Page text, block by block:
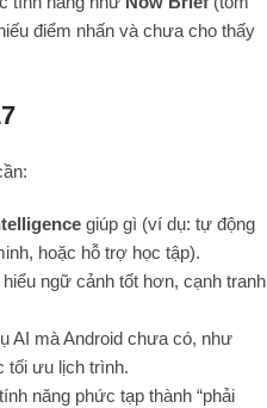
điểm nhấn và chưa cho thấy
giúp gì (ví dụ: tự động
hoặc hỗ trợ học tập).
ngữ cảnh tốt hơn, cạnh tranh
AI mà Android chưa có, như
tối ưu lịch trình.
năng phức tạp thành “phải